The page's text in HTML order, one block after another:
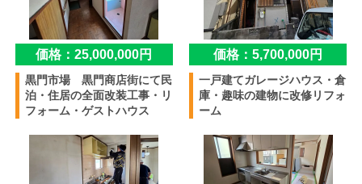
価格：25,000,000円
黒門市場 黒門商店街にて民
泊・住居の全面改装工事・リ
フォーム・ゲストハウス
価格：5,700,000円
一戸建てガレージハウス・倉
庫・趣味の建物に改修リフォ
ーム